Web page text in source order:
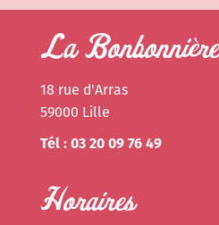
La Bonbonnière
18 rue d'Arras
59000 Lille
Tél : 03 20 09 76 49
Horaires